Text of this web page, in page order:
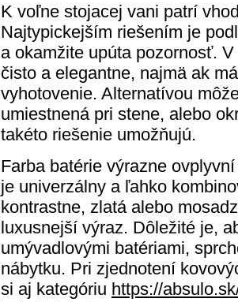
K voľne stojacej vani patrí
Najtypickejším riešením je
a okamžite upúta pozornosť.
čisto a elegantne, najmä ak
vyhotovenie. Alternatívou
umiestnená pri stene, alebo
takéto riešenie umožňujú.
Farba batérie výrazne
je univerzálny a ľahko
kontrastne, zlatá alebo
luxusnejší výraz. Dôležité je,
umývadlovými batériami,
nábytku. Pri zjednotení
si aj kategóriu https://